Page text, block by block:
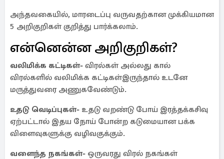
அந்தவகையில், மாரடைப்பு வருவதற்கான முக்கியமான
5 அறிகுறிகள் குறித்து பார்க்கலாம்.
என்னென்ன அறிகுறிகள்?
வலிமிக்க கட்டிகள்- விரல்கள் அல்லது கால்
விரல்களில் வலிமிக்க கட்டிகள்இருந்தால் உடனே
மருத்துவரை அணுகவேண்டும்.
உதடு வெடிப்புகள்- உதடு வறண்டு போய் இரத்தக்கசிவு
ஏற்பட்டால் இதய நோய் போன்ற கடுமையான பக்க
விளைவுகளுக்கு வழிவகுக்கும்.
வளைந்த நகங்கள்- ஒருவரது விரல் நகங்கள்